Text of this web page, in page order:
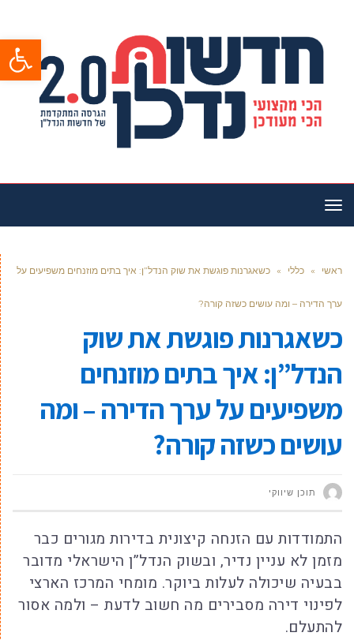
פתח
תפריט
ראשי » כללי » כשאגרנות פוגשת את שוק הנדל”ן: איך בתים מוזנחים משפיעים על
ערך הדירה – ומה עושים כשזה קורה?
כשאגרנות פוגשת את שוק
הנדל”ן: איך בתים מוזנחים
משפיעים על ערך הדירה – ומה
עושים כשזה קורה?
תוכן שיווקי
התמודדות עם הזנחה קיצונית בדירות מגורים כבר
מזמן לא עניין נדיר, ובשוק הנדל”ן הישראלי מדובר
בבעיה שיכולה לעלות ביוקר. מומחי המרכז הארצי
לפינוי דירה מסבירים מה חשוב לדעת – ולמה אסור
להתעלם.